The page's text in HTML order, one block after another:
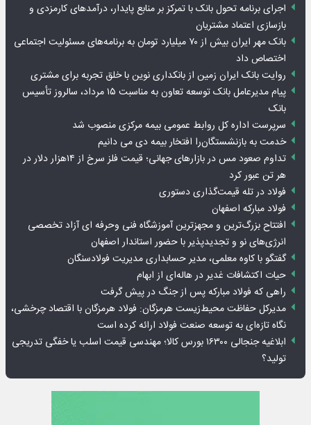
اجرای برنامه تحول بانک با تمرکز بر منابع پایدار، درآمدهای کارمزدی و
بازسازی اعتماد مشتریان
بانک مهر ایران بیش از ۷۰ میلیارد تومان به برنامه‌های مسئولیت اجتماعی
اختصاص داد
روایت بانک ایران زمین از بانکداری نوین با خلق تجربه برای مشتری
پیام مدیرعامل بانک توسعه تعاون به مناسبت ۱۵ مرداد، سالروز تأسیس
بانک
سرپرست اداره کل روابط عمومی بیمه مرکزی منصوب شد
خدمت به بازنشستگان‌را افتخار بیمه دی می دانیم
تداوم صعود مس در بازارهای جهانی؛ قیمت فلز سرخ از ۱۴هزار دلار در
هر تن عبور کرد
فولاد در تله قیمت‌گذاری دستوری
فولاد مبارکه اصفهان
افتتاح بزرگ‌ترین و مجهزترین آموزشگاه فنی وحرفه ای آزاد تخصصی
انرژی‌های نو و تجدیدپذیر با حضور استاندار اصفهان
گفتگو با کاوه معلمی، مدیر حسابداری مدیریت فولادسنگان
حیات اکتشافات غدیر در هاله‌ای از ابهام
راهی که فولاد مبارکه پس از جنگ در پیش گرفت
مدیرکل حفاظت محیط‌زیست هرمزگان: فولاد هرمزگان با اقتصاد چرخشی،
نگاه تازه‌ای به توسعه صنعت فولاد ارائه کرده است
ابلاغیه جنجالی ۱۶۳۰۰ بورس کالا؛ مهندسی قیمت اسلب یا خفگی تدریجی
تولید؟